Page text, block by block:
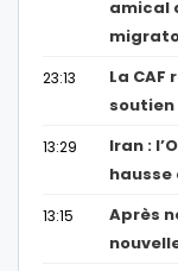
amical
23:13
La CAF
13:29
Iran :
hausse
13:15
Après